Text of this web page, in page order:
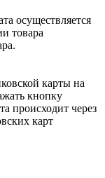
осуществляется
товара
карты на
кнопку
происходит через
карт